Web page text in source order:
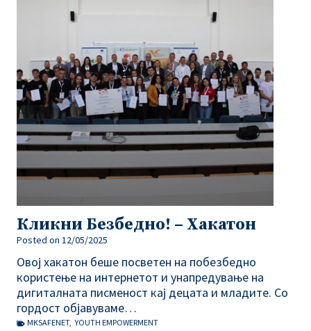
Кликни Безбедно! – Хакатон
Posted on 12/05/2025
Овој хакатон беше посветен на побезбедно
користење на интернетот и унапредување на
дигиталната писменост кај децата и младите. Со
гордост објавуваме…
MKSAFENET, YOUTH EMPOWERMENT